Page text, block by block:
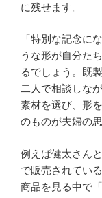
に残せます。
「特別な記念に
うな形が自分た
るでしょう。既
二人で相談しな
素材を選び、形
のものが夫婦の
例えば健太さん
で販売されてい
商品を見る中で